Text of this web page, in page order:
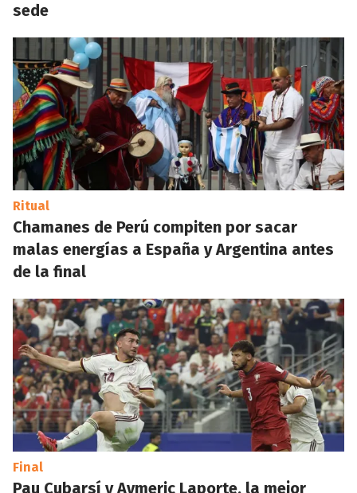
sede
Ritual
Chamanes de Perú compiten por sacar
malas energías a España y Argentina antes
de la final
Final
Pau Cubarsí y Aymeric Laporte, la mejor